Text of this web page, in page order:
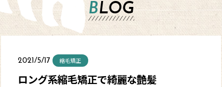
MENU
SALON
BLOG
2021/5/17 縮毛矯正
ロング系縮毛矯正で綺麗な艶髪